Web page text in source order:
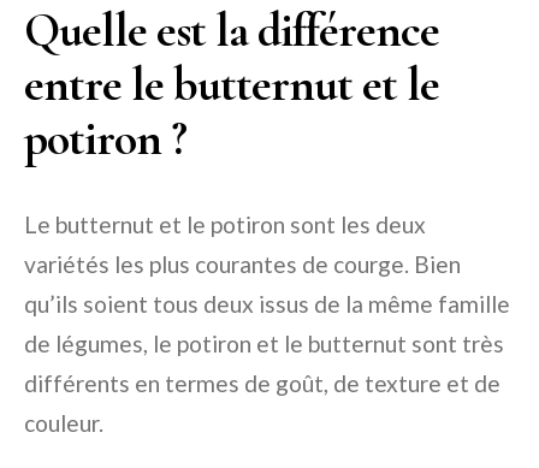
Quelle est la différence
entre le butternut et le
potiron ?
Le butternut et le potiron sont les deux
variétés les plus courantes de courge. Bien
qu’ils soient tous deux issus de la même famille
de légumes, le potiron et le butternut sont très
différents en termes de goût, de texture et de
couleur.